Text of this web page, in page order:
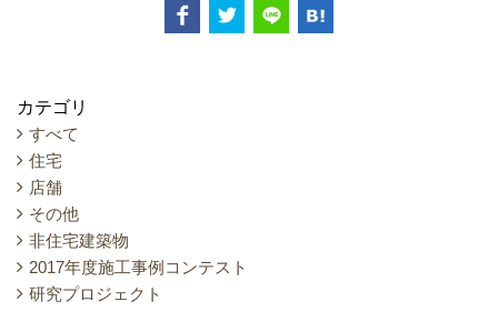
カテゴリ
すべて
住宅
店舗
その他
非住宅建築物
2017年度施工事例コンテスト
研究プロジェクト